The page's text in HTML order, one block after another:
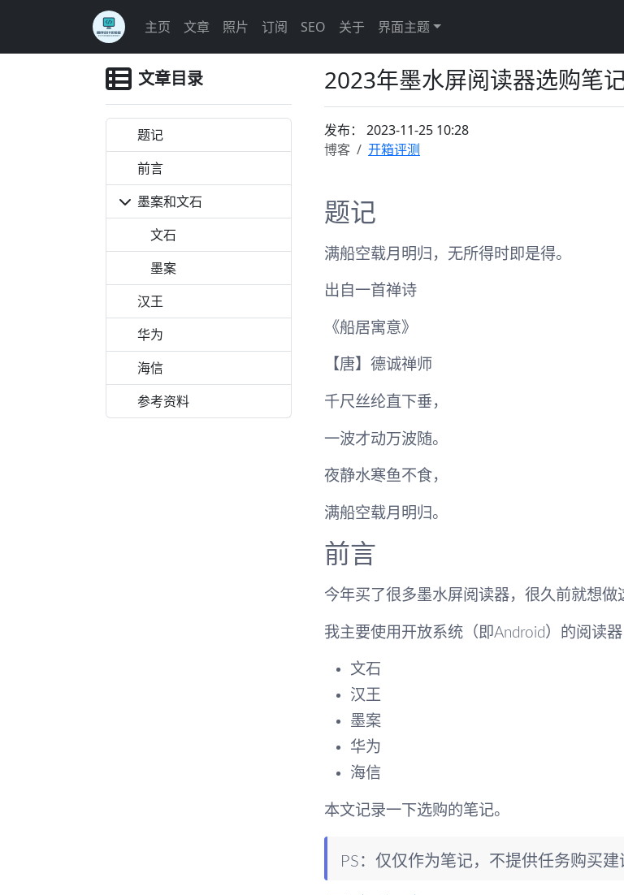
主页 文章 照片 订阅 SEO 关于 界面主题
文章目录
题记
前言
墨案和文石
文石
墨案
汉王
华为
海信
参考资料
2023年墨水屏阅读器选购笔
发布： 2023-11-25 10:28
博客
开箱评测
题记
满船空载月明归，无所得时即是得。
出自一首禅诗
《船居寓意》
【唐】德诚禅师
千尺丝纶直下垂，
一波才动万波随。
夜静水寒鱼不食，
满船空载月明归。
前言
今年买了很多墨水屏阅读器，很久前就想
我主要使用开放系统（即Android）的阅读
文石
汉王
墨案
华为
海信
本文记录一下选购的笔记。
PS：仅仅作为笔记，不提供任务购买建